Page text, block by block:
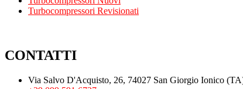
Turbocompressori Revisionati
CONTATTI
Via Salvo D'Acquisto, 26, 74027 San Giorgio Ionico